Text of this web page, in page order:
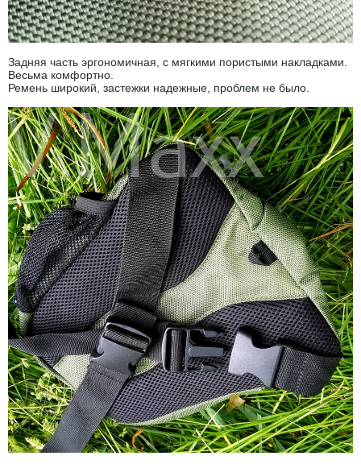
Задняя часть эргономичная, с мягкими пористыми накладками.
Весьма комфортно.
Ремень широкий, застежки надежные, проблем не было.